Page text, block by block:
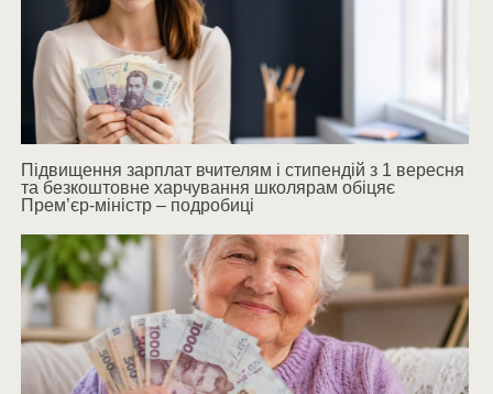
Підвищення зарплат вчителям і стипендій з 1 вересня
та безкоштовне харчування школярам обіцяє
Прем’єр-міністр – подробиці